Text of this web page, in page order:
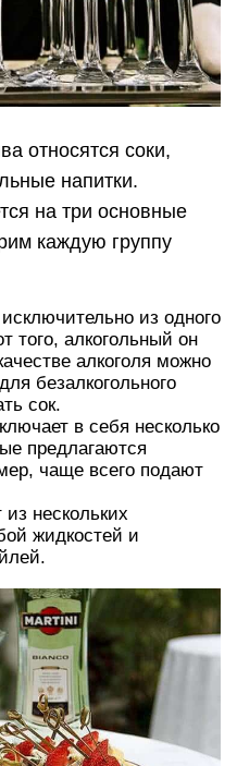
относятся соки,
напитки.
на три основные
каждую группу
из одного
того, алкогольный он
алкоголя можно
безалкогольного
сок.
в себя несколько
предлагаются
чаще всего подают
нескольких
жидкостей и